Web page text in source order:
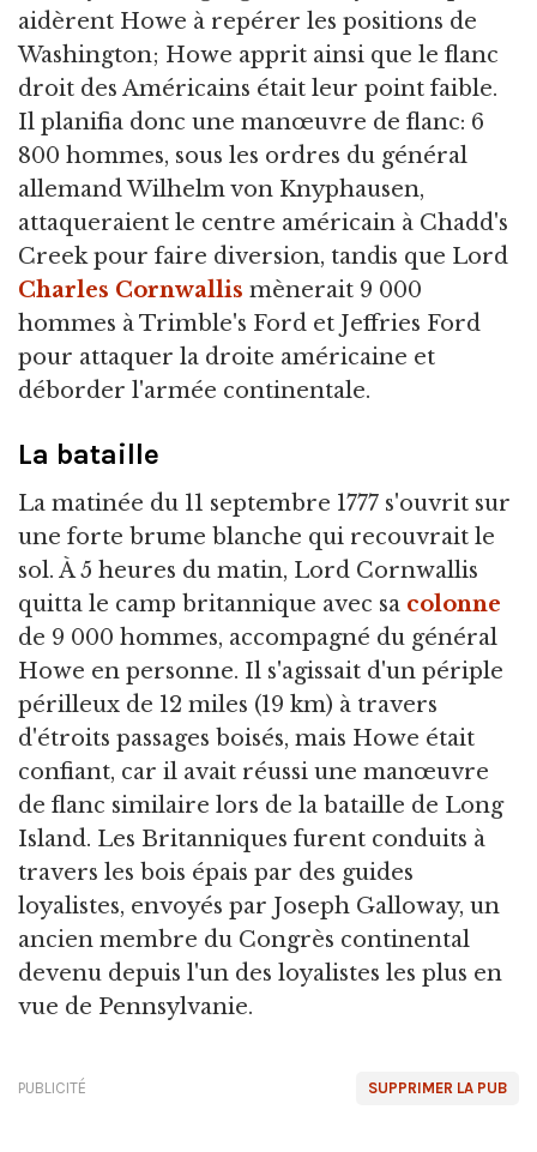
aidèrent Howe à repérer les positions de
Washington; Howe apprit ainsi que le flanc
droit des Américains était leur point faible.
Il planifia donc une manœuvre de flanc: 6
800 hommes, sous les ordres du général
allemand Wilhelm von Knyphausen,
attaqueraient le centre américain à Chadd's
Creek pour faire diversion, tandis que Lord
Charles Cornwallis mènerait 9 000
hommes à Trimble's Ford et Jeffries Ford
pour attaquer la droite américaine et
déborder l'armée continentale.
La bataille
La matinée du 11 septembre 1777 s'ouvrit sur
une forte brume blanche qui recouvrait le
sol. À 5 heures du matin, Lord Cornwallis
quitta le camp britannique avec sa colonne
de 9 000 hommes, accompagné du général
Howe en personne. Il s'agissait d'un périple
périlleux de 12 miles (19 km) à travers
d'étroits passages boisés, mais Howe était
confiant, car il avait réussi une manœuvre
de flanc similaire lors de la bataille de Long
Island. Les Britanniques furent conduits à
travers les bois épais par des guides
loyalistes, envoyés par Joseph Galloway, un
ancien membre du Congrès continental
devenu depuis l'un des loyalistes les plus en
vue de Pennsylvanie.
SUPPRIMER LA PUB
PUBLICITÉ